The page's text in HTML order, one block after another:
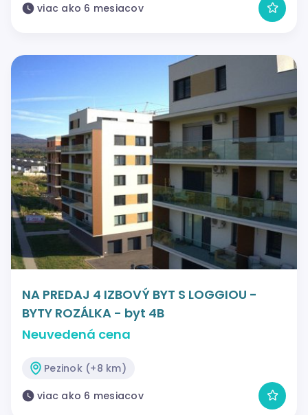
viac ako 6 mesiacov
NA PREDAJ 4 IZBOVÝ BYT S LOGGIOU -
BYTY ROZÁLKA - byt 4B
Neuvedená cena
Pezinok (+8 km)
viac ako 6 mesiacov